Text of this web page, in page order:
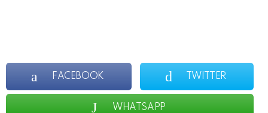
FACEBOOK TWITTER
WHATSAPP